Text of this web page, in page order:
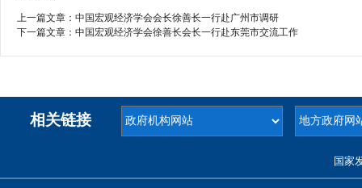
上一篇文章： 中国宏观经济学会会长徐善长一行赴广州市调研
下一篇文章： 中国宏观经济学会徐善长会长一行赴东莞市交流工作
相关链接
国家